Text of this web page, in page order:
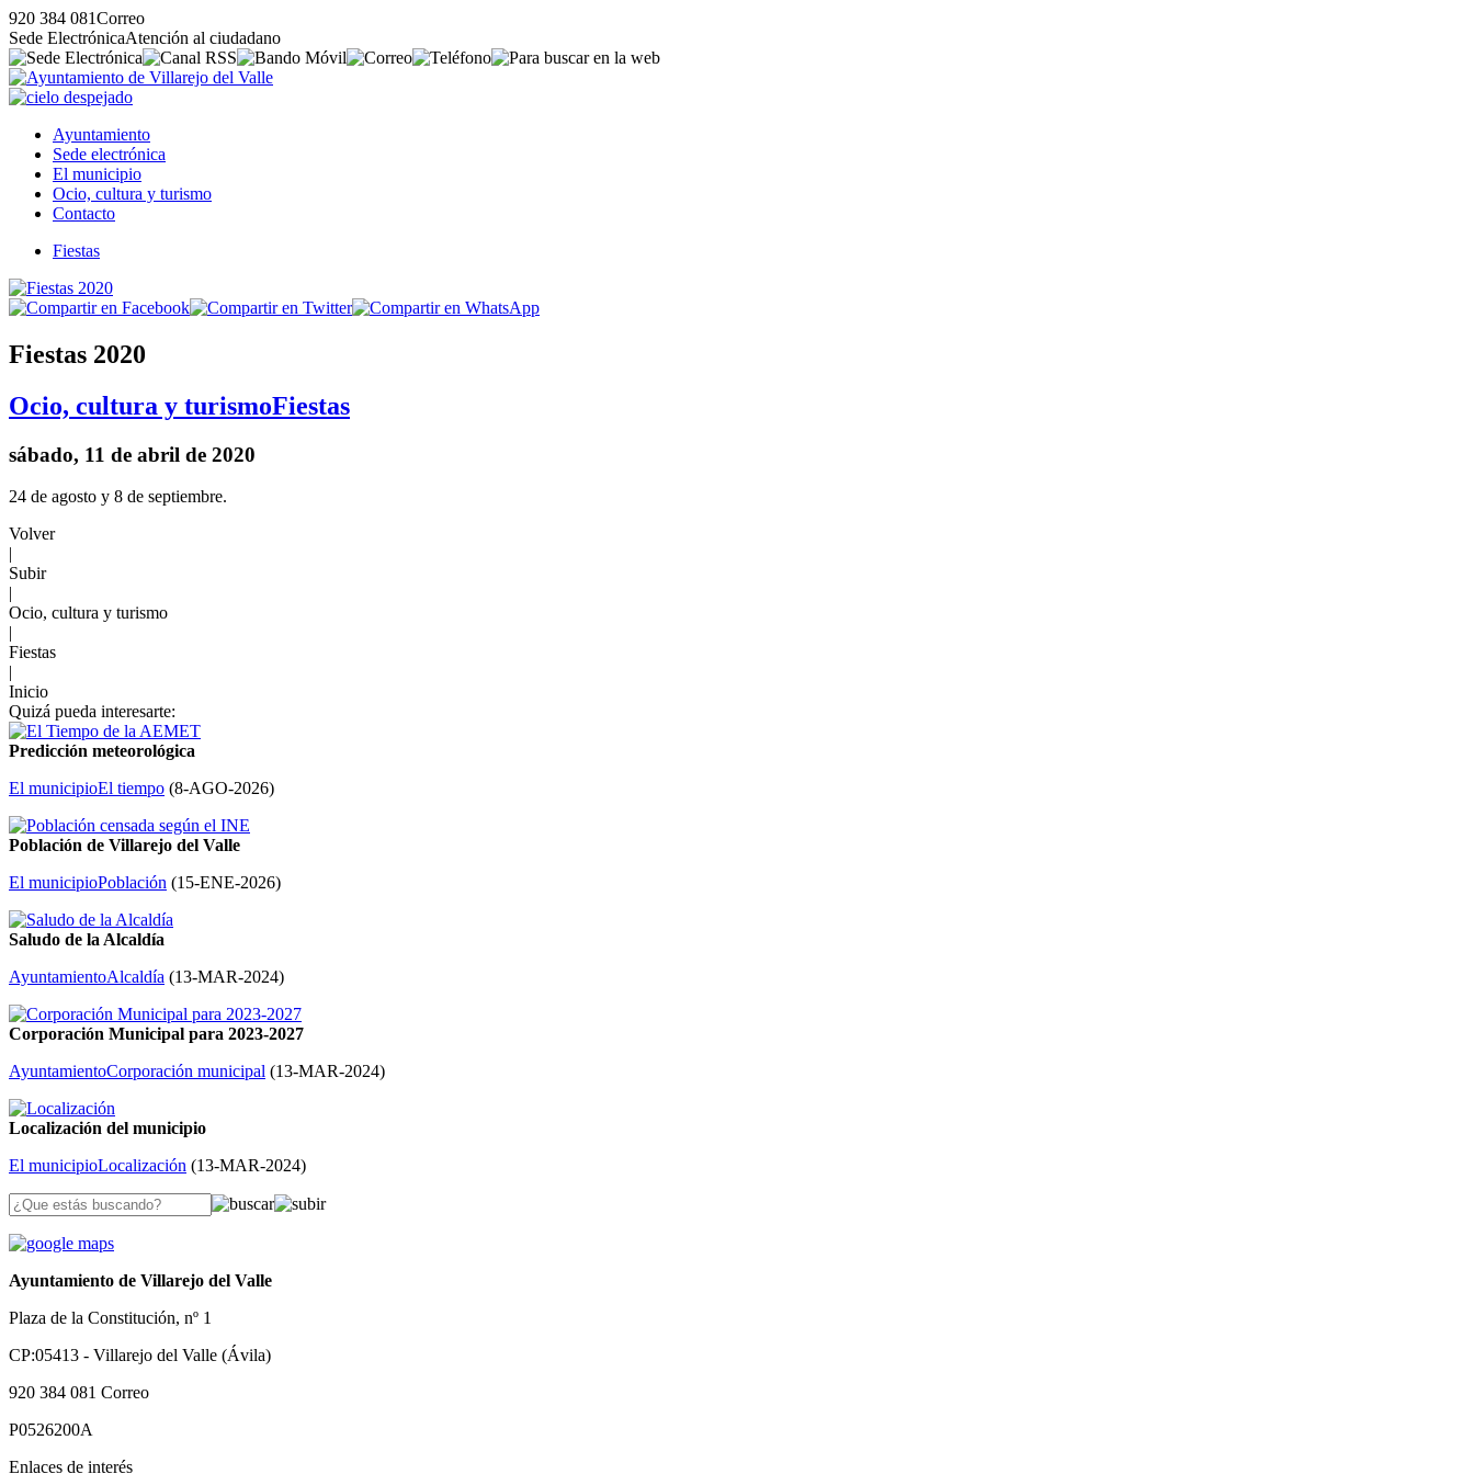
920 384 081Correo
Sede ElectrónicaAtención al ciudadano
Ayuntamiento
Sede electrónica
El municipio
Ocio, cultura y turismo
Contacto
Fiestas
Fiestas 2020
Ocio, cultura y turismoFiestas
sábado, 11 de abril de 2020
24 de agosto y 8 de septiembre.
Volver
|
Subir
|
Ocio, cultura y turismo
|
Fiestas
|
Inicio
Quizá pueda interesarte:
Predicción meteorológica
El municipioEl tiempo (8-AGO-2026)
Población de Villarejo del Valle
El municipioPoblación (15-ENE-2026)
Saludo de la Alcaldía
AyuntamientoAlcaldía (13-MAR-2024)
Corporación Municipal para 2023-2027
AyuntamientoCorporación municipal (13-MAR-2024)
Localización del municipio
El municipioLocalización (13-MAR-2024)
Ayuntamiento de Villarejo del Valle
Plaza de la Constitución, nº 1
CP:05413 - Villarejo del Valle (Ávila)
920 384 081 Correo
P0526200A
Enlaces de interés